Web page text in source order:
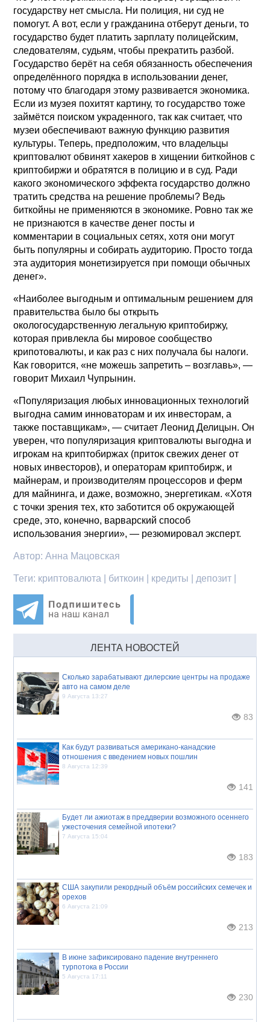
государству нет смысла. Ни полиция, ни суд не
помогут. А вот, если у гражданина отберут деньги, то
государство будет платить зарплату полицейским,
следователям, судьям, чтобы прекратить разбой.
Государство берёт на себя обязанность обеспечения
определённого порядка в использовании денег,
потому что благодаря этому развивается экономика.
Если из музея похитят картину, то государство тоже
займётся поиском украденного, так как считает, что
музеи обеспечивают важную функцию развития
культуры. Теперь, предположим, что владельцы
криптовалют обвинят хакеров в хищении биткойнов с
криптобиржи и обратятся в полицию и в суд. Ради
какого экономического эффекта государство должно
тратить средства на решение проблемы? Ведь
биткойны не применяются в экономике. Ровно так же
не признаются в качестве денег посты и
комментарии в социальных сетях, хотя они могут
быть популярны и собирать аудиторию. Просто тогда
эта аудитория монетизируется при помощи обычных
денег».
«Наиболее выгодным и оптимальным решением для
правительства было бы открыть
окологосударственную легальную криптобиржу,
которая привлекла бы мировое сообщество
крипотовалюты, и как раз с них получала бы налоги.
Как говорится, «не можешь запретить – возглавь», —
говорит Михаил Чупрынин.
«Популяризация любых инновационных технологий
выгодна самим инноваторам и их инвесторам, а
также поставщикам», — считает Леонид Делицын. Он
уверен, что популяризация криптовалюты выгодна и
игрокам на криптобиржах (приток свежих денег от
новых инвесторов), и операторам криптобирж, и
майнерам, и производителям процессоров и ферм
для майнинга, и даже, возможно, энергетикам. «Хотя
с точки зрения тех, кто заботится об окружающей
среде, это, конечно, варварский способ
использования энергии», — резюмировал эксперт.
Автор:Анна Мацовская
Теги: криптовалюта | биткоин | кредиты | депозит |
ЛЕНТА НОВОСТЕЙ
Сколько зарабатывают дилерские центры на продаже
авто на самом деле
9 Августа 13:27
83
Как будут развиваться американо-канадские
отношения с введением новых пошлин
8 Августа 12:39
141
Будет ли ажиотаж в преддверии возможного осеннего
ужесточения семейной ипотеки?
7 Августа 15:04
183
США закупили рекордный объём российских семечек и
орехов
6 Августа 21:09
213
В июне зафиксировано падение внутреннего
турпотока в России
5 Августа 17:11
230